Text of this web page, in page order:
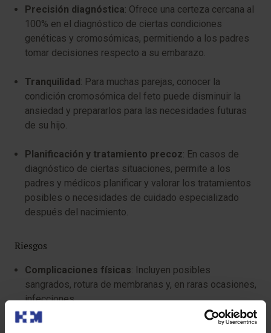
Precisión diagnóstica: Ofrece una certeza cercana al
100% en el diagnóstico de ciertas condiciones
genéticas y cromosómicas, permitiendo a los padres
tomar decisiones respecto a su embarazo.
Tranquilidad : Para muchas parejas, conocer la
condición cromosómica del feto puede disminuir la
ansiedad y prepararlos para las necesidades futuras
de su hijo.
Planificación y tratamiento precoz: En casos de
diagnóstico de ciertas situaciones, permite a los
padres y médicos planificar y valorar los tratamientos
posibles o necesidades de cuidado especializado
después del nacimiento.
Riesgos
Complicaciones físicas: Incluyen posibles
sangrados, rotura de membranas y, en raras ocasiones,
infecciones.
: Existe un riesgo asociado de